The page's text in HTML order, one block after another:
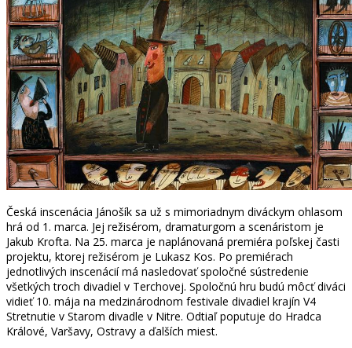
Česká inscenácia Jánošík sa už s mimoriadnym diváckym ohlasom
hrá od 1. marca. Jej režisérom, dramaturgom a scenáristom je
Jakub Krofta. Na 25. marca je naplánovaná premiéra poľskej časti
projektu, ktorej režisérom je Lukasz Kos. Po premiérach
jednotlivých inscenácií má nasledovať spoločné sústredenie
všetkých troch divadiel v Terchovej. Spoločnú hru budú môcť diváci
vidieť 10. mája na medzinárodnom festivale divadiel krajín V4
Stretnutie v Starom divadle v Nitre. Odtiaľ poputuje do Hradca
Králové, Varšavy, Ostravy a ďalších miest.